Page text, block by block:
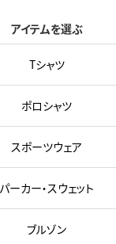
アイテムを選ぶ
Tシャツ
ポロシャツ
スポーツウェア
パーカー・スウェット
ブルゾン